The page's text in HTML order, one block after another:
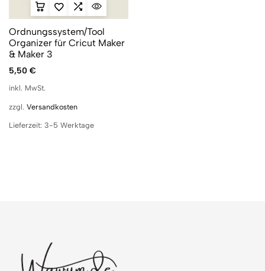
Ordnungssystem/Tool
Organizer für Cricut Maker
& Maker 3
5,50 €
inkl. MwSt.
zzgl. Versandkosten
Lieferzeit: 3-5 Werktage